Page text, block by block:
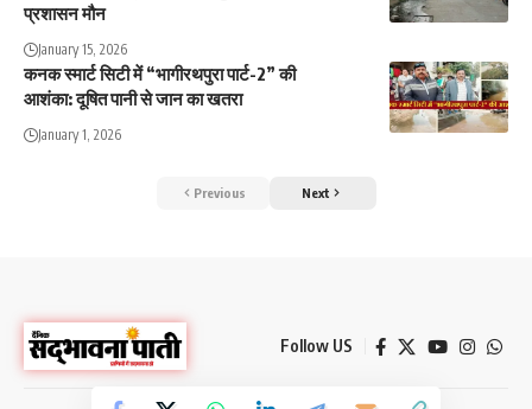
प्रशासन मौन
January 15, 2026
कनक स्मार्ट सिटी में “भागीरथपुरा पार्ट-2” की
आशंका: दूषित पानी से जान का खतरा
January 1, 2026
Previous Next
Follow US